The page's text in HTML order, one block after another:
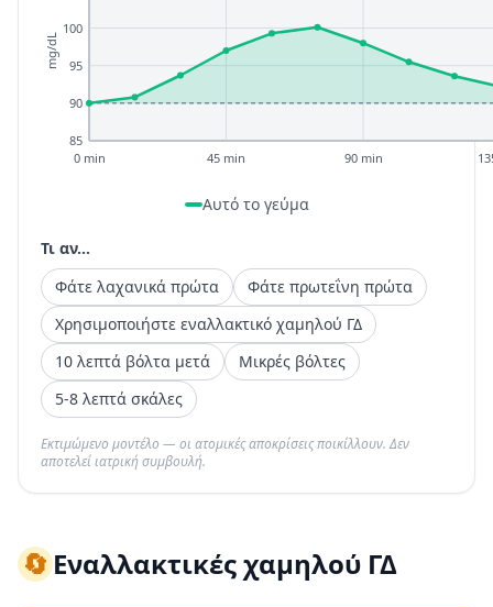
85
90
95
100
0 min 45 min 90 min
mg/dL
Αυτό το γεύμα
Τι αν...
Φάτε λαχανικά πρώτα
Φάτε πρωτεΐνη πρώτα
Χρησιμοποιήστε εναλλακτικό χαμηλού ΓΔ
10 λεπτά βόλτα μετά
Μικρές βόλτες
5-8 λεπτά σκάλες
Εκτιμώμενο μοντέλο — οι ατομικές αποκρίσεις ποικίλλουν. Δεν
αποτελεί ιατρική συμβουλή.
🔄Εναλλακτικές χαμηλού ΓΔ